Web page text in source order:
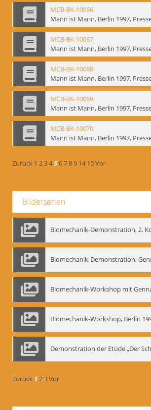
MCB-BK-10066
MCB-BK-10067
MCB-BK-10068
MCB-BK-10069
MCB-BK-10070
Zurück 1 23456789 14 15Vor
Bilderserien
Biomechanik-Workshop, Berlin
Zurück 123Vor